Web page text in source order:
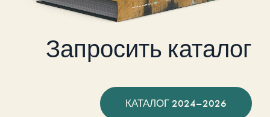
Запросить каталог
КАТАЛОГ 2024–2026